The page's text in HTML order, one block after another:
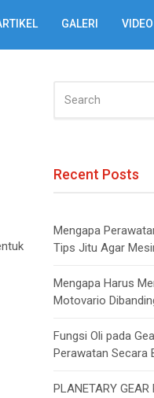
GALERI VIDEO
FOR:
Recent Posts
Mengapa
Tips Jitu Agar
Mengapa Harus
Motovario
Fungsi Oli pada
Perawatan Secara
PLANETARY GEAR